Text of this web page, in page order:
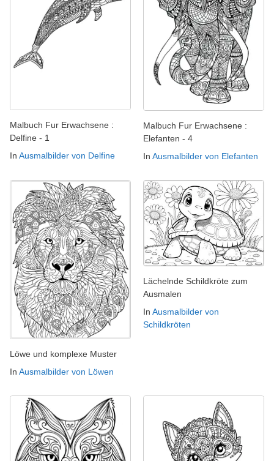
Malbuch Fur Erwachsene :
Delfine - 1
In Ausmalbilder von Delfine
Malbuch Fur Erwachsene :
Elefanten - 4
In Ausmalbilder von Elefanten
Löwe und komplexe Muster
In Ausmalbilder von Löwen
Lächelnde Schildkröte zum
Ausmalen
In Ausmalbilder von
Schildkröten